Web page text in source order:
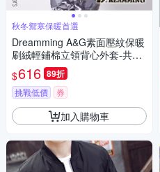
秋冬禦寒保暖首選
Dreamming A&G素面壓紋保暖
刷絨輕鋪棉立領背心外套-共二
色
$616 89折
挑戰低價 券
加入購物車